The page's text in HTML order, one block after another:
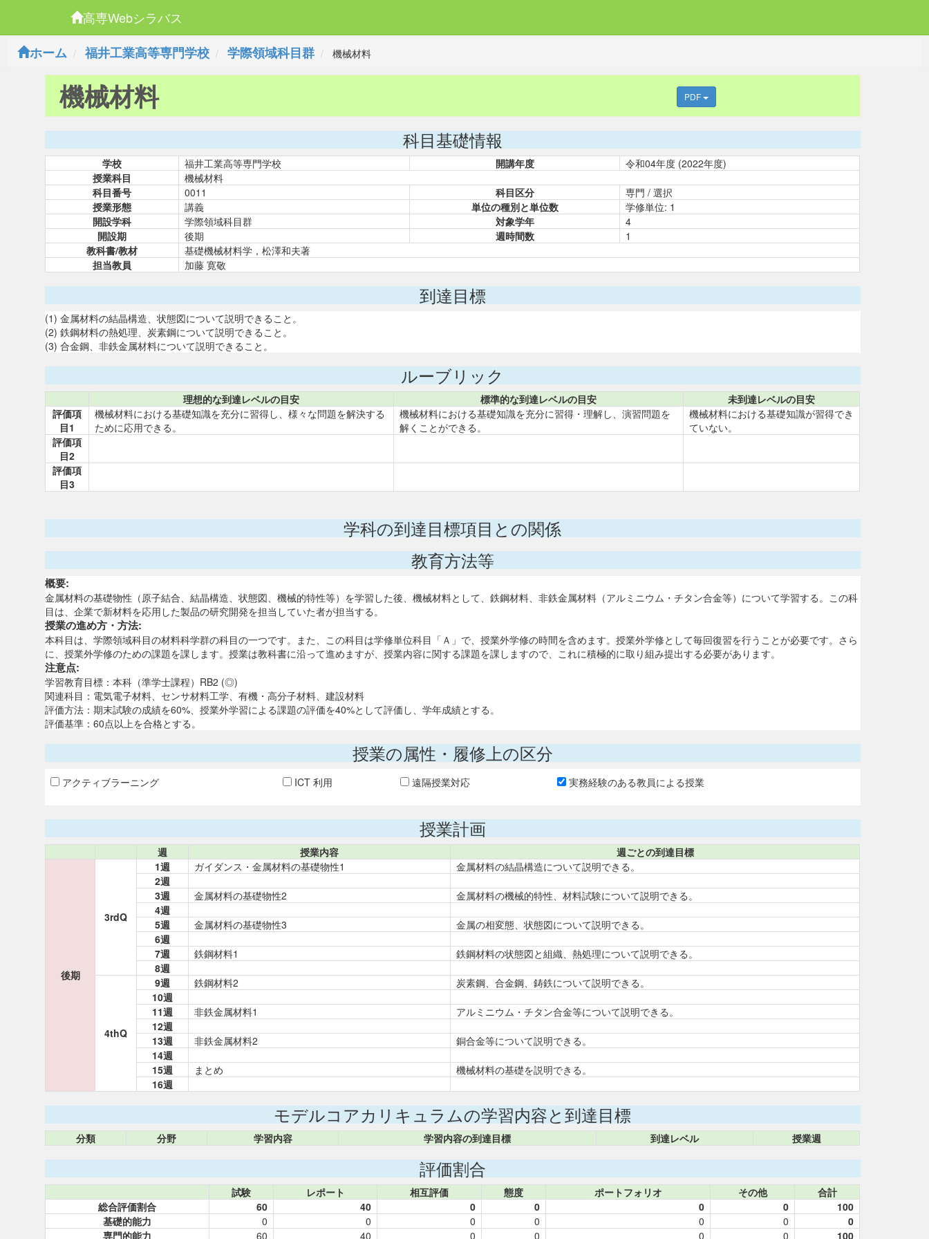
高専Webシラバス
ホーム
福井工業高等専門学校 学際領域科目群 機械材料
機械材料 PDF
科目基礎情報
学校 福井工業高等専門学校 開講年度
令和04年度 (2022年度)
授業科目
機械材料
科目番号
0011 科目区分
専門 / 選択
授業形態
講義 単位の種別と単位数
学修単位: 1
開設学科
学際領域科目群 対象学年
4
開設期
後期 週時間数
1
教科書/教材
基礎機械材料学，松澤和夫著
担当教員
加藤 寛敬
到達目標
(1) 金属材料の結晶構造、状態図について説明できること。
(2) 鉄鋼材料の熱処理、炭素鋼について説明できること。
(3) 合金鋼、非鉄金属材料について説明できること。
ルーブリック
理想的な到達レベルの目安 標準的な到達レベルの目安
未到達レベルの目安
評価項
目1
機械材料における基礎知識を充分に習得し、様々な問題を解決する
ために応用できる。
機械材料における基礎知識を充分に習得・理解し、演習問題を
解くことができる。
機械材料における基礎知識が習得でき
ていない。
評価項
目2
評価項
目3
学科の到達目標項目との関係
教育方法等
概要:
金属材料の基礎物性（原子結合、結晶構造、状態図、機械的特性等）を学習した後、機械材料として、鉄鋼材料、非鉄金属材料（アルミニウム・チタン合金等）について学習する。この科
目は、企業で新材料を応用した製品の研究開発を担当していた者が担当する。
授業の進め方・方法:
本科目は、学際領域科目の材料科学群の科目の一つです。また、この科目は学修単位科目「Ａ」で、授業外学修の時間を含めます。授業外学修として毎回復習を行うことが必要です。さら
に、授業外学修のための課題を課します。授業は教科書に沿って進めますが、授業内容に関する課題を課しますので、これに積極的に取り組み提出する必要があります。
注意点:
学習教育目標：本科（準学士課程）RB2 (◎)
関連科目：電気電子材料、センサ材料工学、有機・高分子材料、建設材料
評価方法：期末試験の成績を60%、授業外学習による課題の評価を40%として評価し、学年成績とする。
評価基準：60点以上を合格とする。
授業の属性・履修上の区分
アクティブラーニング ICT 利用 遠隔授業対応 実務経験のある教員による授業
授業計画
週 授業内容 週ごとの到達目標
後期
3rdQ
1週 ガイダンス・金属材料の基礎物性1
金属材料の結晶構造について説明できる。
2週
3週
金属材料の基礎物性2
金属材料の機械的特性、材料試験について説明できる。
4週
5週
金属材料の基礎物性3
金属の相変態、状態図について説明できる。
6週
7週
鉄鋼材料1
鉄鋼材料の状態図と組織、熱処理について説明できる。
8週
4thQ
9週 鉄鋼材料2
炭素鋼、合金鋼、鋳鉄について説明できる。
10週
11週
非鉄金属材料1
アルミニウム・チタン合金等について説明できる。
12週
13週
非鉄金属材料2
銅合金等について説明できる。
14週
15週
まとめ
機械材料の基礎を説明できる。
16週
モデルコアカリキュラムの学習内容と到達目標
分類 分野 学習内容 学習内容の到達目標 到達レベル 授業週
評価割合
試験 レポート 相互評価 態度 ポートフォリオ その他
合計
総合評価割合
60 40 0 0 0 0
100
基礎的能力
0 0 0 0 0 0
0
専門的能力
60 40 0 0 0 0 100